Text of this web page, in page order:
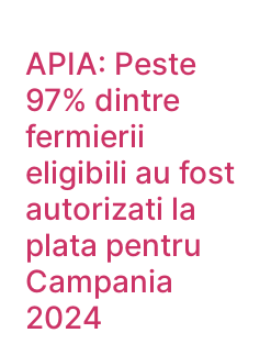
APIA: Peste
97% dintre
fermierii
eligibili au fost
autorizati la
plata pentru
Campania
2024